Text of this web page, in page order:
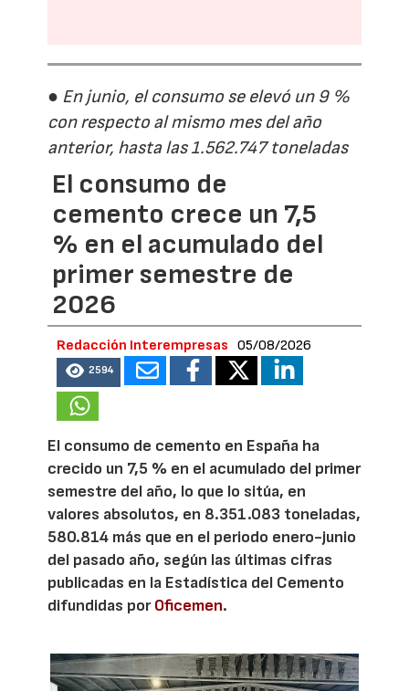
● En junio, el consumo se elevó un 9 %
con respecto al mismo mes del año
anterior, hasta las 1.562.747 toneladas
El consumo de
cemento crece un 7,5
% en el acumulado del
primer semestre de
2026
Redacción Interempresas 05/08/2026
2594
El consumo de cemento en España ha
crecido un 7,5 % en el acumulado del primer
semestre del año, lo que lo sitúa, en
valores absolutos, en 8.351.083 toneladas,
580.814 más que en el periodo enero-junio
del pasado año, según las últimas cifras
publicadas en la Estadística del Cemento
difundidas porOficemen.